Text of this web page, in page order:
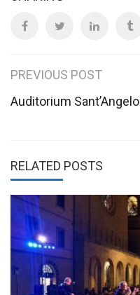
Post
navigation
PREVIOUS POST
Auditorium Sant’Angelo
RELATED POSTS